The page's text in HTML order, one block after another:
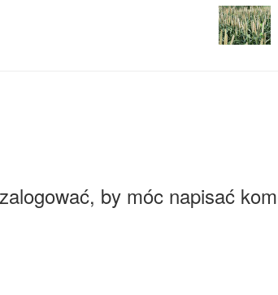
by móc napisać